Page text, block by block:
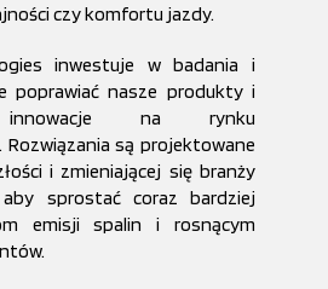
czy komfortu jazdy.
inwestuje w badania i
poprawiać nasze produkty i
innowacje na rynku
są projektowane
i zmieniającej się branży
sprostać coraz bardziej
emisji spalin i rosnącym